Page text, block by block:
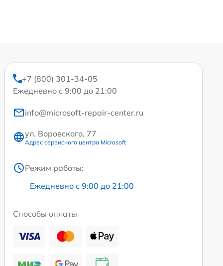
+7 (800) 301-34-05
Ежедневно с 9:00 до 21:00
info@microsoft-repair-center.ru
ул. Воровского, 77
Адрес сервисного центра Microsoft
Режим работы:
Ежедневно с 9:00 до 21:00
Способы оплаты